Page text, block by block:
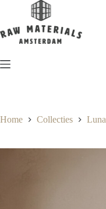
Home Collecties Luna